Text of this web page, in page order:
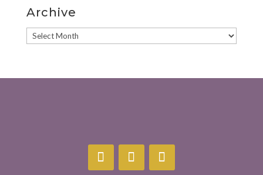
Archive
Archive